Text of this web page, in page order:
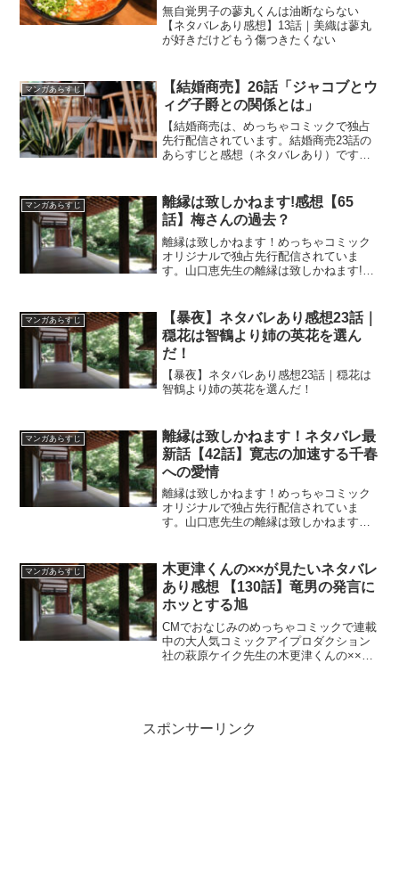
きたくない
無自覚男子の蓼丸くんは油断ならない
【ネタバレあり感想】13話｜美織は蓼丸
が好きだけどもう傷つきたくない
マンガあらすじ
【結婚商売】26話「ジャコブとウ
ィグ子爵との関係とは」
【結婚商売は、めっちゃコミックで独占
先行配信されています。結婚商売23話の
あらすじと感想（ネタバレあり）です。
ブとウィグ子爵との関係とは」
マンガあらすじ
離縁は致しかねます!感想【65
話】梅さんの過去？
離縁は致しかねます！めっちゃコミック
オリジナルで独占先行配信されていま
す。山口恵先生の離縁は致しかねます!感
マンガあらすじ
【暴夜】ネタバレあり感想23話｜
穏花は智鶴より姉の英花を選ん
だ！
【暴夜】ネタバレあり感想23話｜穏花は
智鶴より姉の英花を選んだ！
マンガあらすじ
離縁は致しかねます！ネタバレ最
新話【42話】寛志の加速する千春
への愛情
離縁は致しかねます！めっちゃコミック
オリジナルで独占先行配信されていま
す。山口恵先生の離縁は致しかねます！
マンガあらすじ
木更津くんの××が見たいネタバレ
あり感想 【130話】竜男の発言に
ホッとする旭
CMでおなじみのめっちゃコミックで連載
中の大人気コミックアイプロダクション
社の萩原ケイク先生の木更津くんの××が
スポンサーリンク